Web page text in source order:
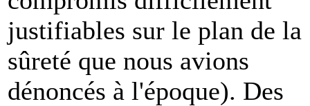
justifiables sur le plan de la
sûreté que nous avions
dénoncés à l'époque). Des